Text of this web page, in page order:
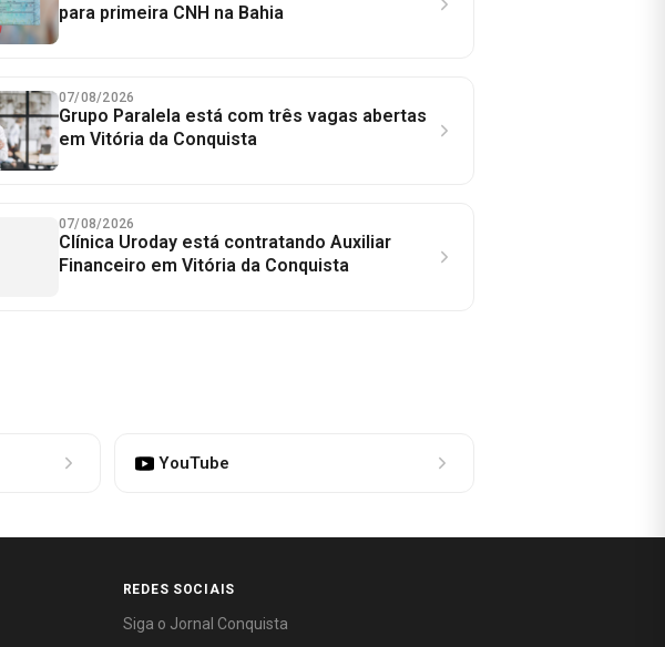
para primeira CNH na Bahia
07/08/2026
Grupo Paralela está com três vagas abertas
em Vitória da Conquista
07/08/2026
Clínica Uroday está contratando Auxiliar
Financeiro em Vitória da Conquista
YouTube
REDES SOCIAIS
Siga o Jornal Conquista